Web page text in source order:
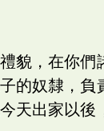
貌，在你
的奴隸，
天出家以